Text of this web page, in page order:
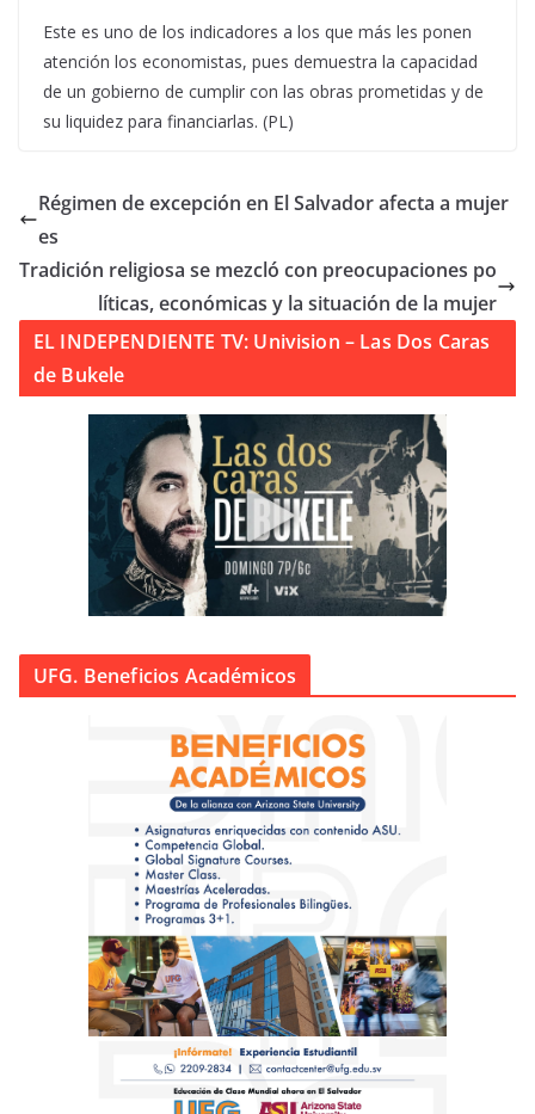
Este es uno de los indicadores a los que más les ponen
atención los economistas, pues demuestra la capacidad
de un gobierno de cumplir con las obras prometidas y de
su liquidez para financiarlas. (PL)
Régimen de excepción en El Salvador afecta a mujer
es
Tradición religiosa se mezcló con preocupaciones po
líticas, económicas y la situación de la mujer
EL INDEPENDIENTE TV: Univision – Las Dos Caras
de Bukele
UFG. Beneficios Académicos